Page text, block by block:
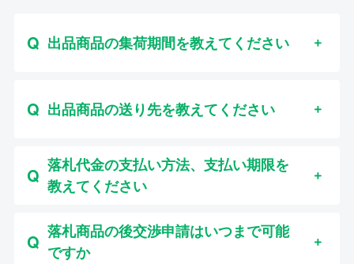
出品商品の集荷期間を教えてください
出品商品の送り先を教えてください
落札代金の支払い方法、支払い期限を
教えてください
落札商品の後交渉申請はいつまで可能
ですか